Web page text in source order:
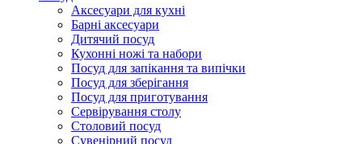
Аксесуари для кухні
Барні аксесуари
Дитячий посуд
Кухонні ножі та набори
Посуд для запікання та випічки
Посуд для зберігання
Посуд для приготування
Сервірування столу
Столовий посуд
Сувенірний посуд